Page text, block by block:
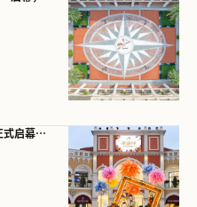
FV佛罗伦萨小镇2026“春日嘉年华”正式启幕： 七城联动，点亮春日“微度假”新灵感